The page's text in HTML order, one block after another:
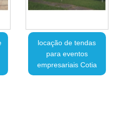
locação de tendas
para eventos
empresariais Cotia